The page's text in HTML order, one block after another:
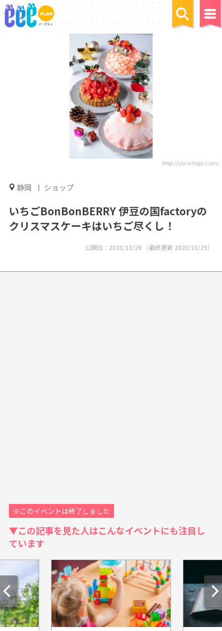
http://izu-ichigo.com/
静岡 ショップ
いちごBonBonBERRY 伊豆の国factoryの
クリスマスケーキはいちご尽くし！
公開日： 2020/10/26 （最終更新 2020/10/29）
※このイベントは終了しました
▼この記事を見た人はこんなイベントにも注目し
ています